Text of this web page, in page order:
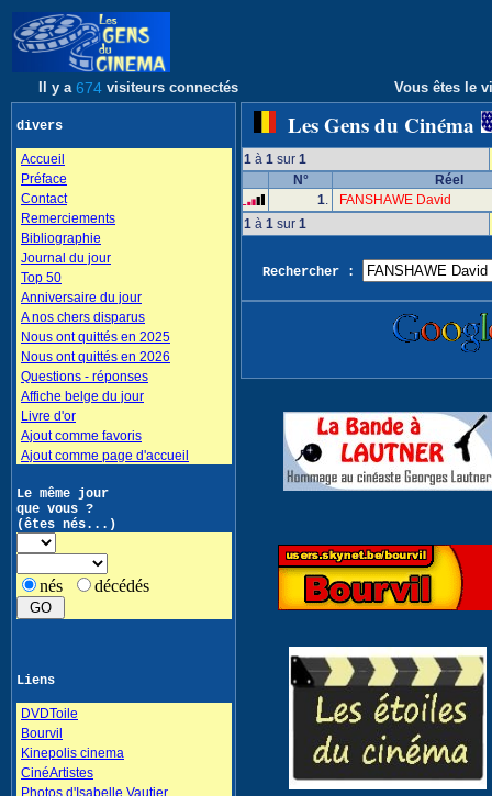
Il y a 674 visiteurs connectés Vous êtes le
divers
Accueil
Préface
Contact
Remerciements
Bibliographie
Journal du jour
Top 50
Anniversaire du jour
A nos chers disparus
Nous ont quittés en 2025
Nous ont quittés en 2026
Questions - réponses
Affiche belge du jour
Livre d'or
Ajout comme favoris
Ajout comme page d'accueil
Le même jour
que vous ?
(êtes nés...)
nés décédés
Liens
DVDToile
Bourvil
Kinepolis cinema
CinéArtistes
Photos d'Isabelle Vautier
Les Gens du Cinéma
1 à 1 sur 1
N°
Réel
1.
FANSHAWE David
1 à 1 sur 1
Rechercher :